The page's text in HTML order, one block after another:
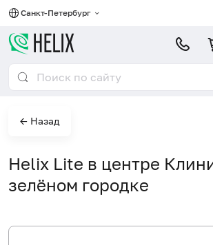
Санкт-Петербург
← Назад
Helix Lite в центре
зелёном городке